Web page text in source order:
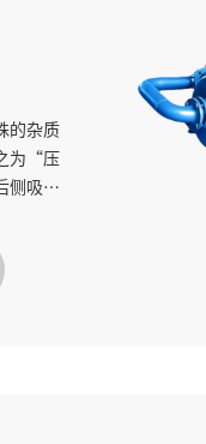
的杂质
为“压
侧吸入